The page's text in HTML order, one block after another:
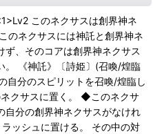
このネクサスは創界神ネ
のネクサスには神託と創界神ネ
ず、そのコアは創界神ネクサス
。 《神託》〔詩姫〕(召喚/煌臨
自分のスピリットを召喚/煌臨し
クサスに置く。 ◆このネクサ
自分の創界神ネクサスがなけれ
ッシュに置ける。 その中の対